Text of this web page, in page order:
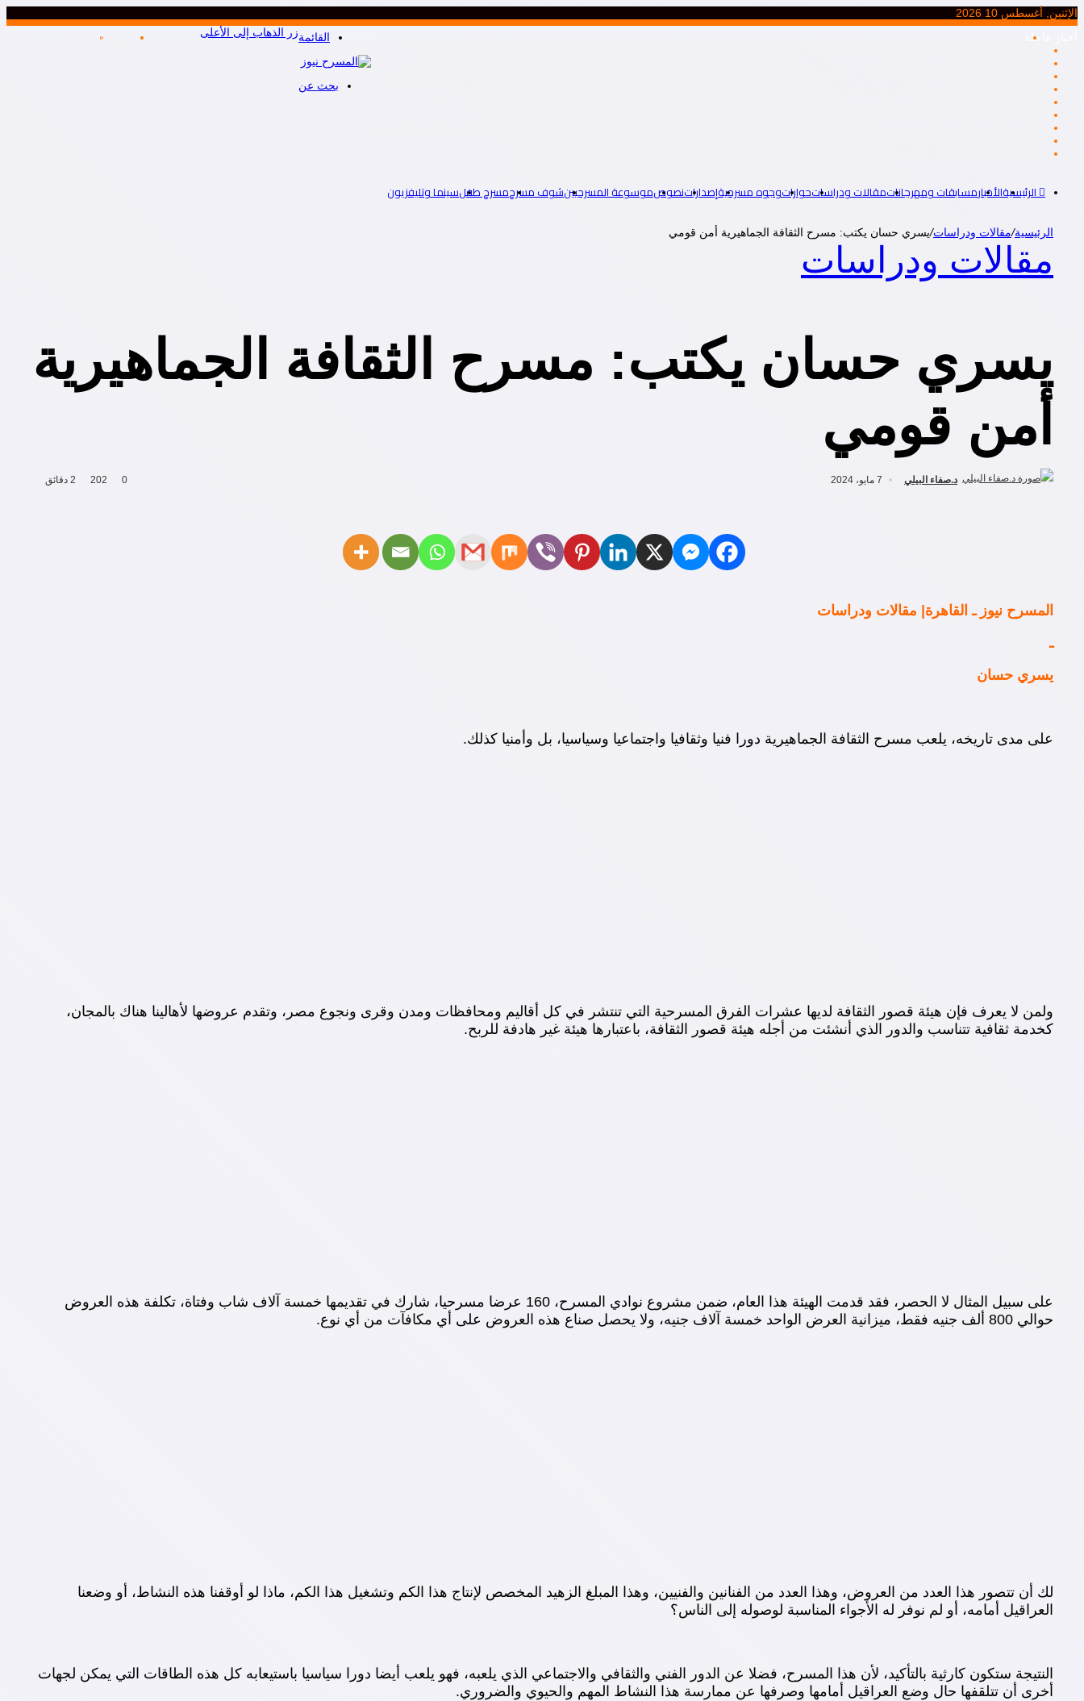
الإثنين, أغسطس 10 2026
أخبار عاجلة
بحث عن القائمة
بحث عن
الرئيسيةالأخبارمسابقات ومهرجاناتمقالات ودراساتحواراتوجوه مسرحيةإصداراتنصوصموسوعة المسرحيينشوف مسرحمسرح طفلسينما وتليفزيون
الرئيسية/مقالات ودراسات/يسري حسان يكتب: مسرح الثقافة الجماهيرية أمن قومي
مقالات ودراسات
يسري حسان يكتب: مسرح الثقافة الجماهيرية
أمن قومي
د.صفاء البيلي 7 مايو، 2024 0 2 دقائق
المسرح نيوز ـ القاهرة| مقالات ودراسات
ـ
يسري حسان
على مدى تاريخه، يلعب مسرح الثقافة الجماهيرية دورا فنيا وثقافيا واجتماعيا وسياسيا، بل وأمنيا كذلك.
ولمن لا يعرف فإن هيئة قصور الثقافة لديها عشرات الفرق المسرحية التي تنتشر في كل أقاليم ومحافظات ومدن وقرى ونجوع مصر، وتقدم عروضها لأهالينا هناك بالمجان،
كخدمة ثقافية تتناسب والدور الذي أنشئت من أجله هيئة قصور الثقافة، باعتبارها هيئة غير هادفة للربح.
على سبيل المثال لا الحصر، فقد قدمت الهيئة هذا العام، ضمن مشروع نوادي المسرح، 160 عرضا مسرحيا، شارك في تقديمها خمسة آلاف شاب وفتاة، تكلفة هذه العروض
حوالي 800 ألف جنيه فقط، ميزانية العرض الواحد خمسة آلاف جنيه، ولا يحصل صناع هذه العروض على أي مكافآت من أي نوع.
لك أن تتصور هذا العدد من العروض، وهذا العدد من الفنانين والفنيين، وهذا المبلغ الزهيد المخصص لإنتاج هذا الكم وتشغيل هذا الكم، ماذا لو أوقفنا هذه النشاط، أو وضعنا
العراقيل أمامه، أو لم نوفر له الأجواء المناسبة لوصوله إلى الناس؟
النتيجة ستكون كارثية بالتأكيد، لأن هذا المسرح، فضلا عن الدور الفني والثقافي والاجتماعي الذي يلعبه، فهو يلعب أيضا دورا سياسيا باستيعابه كل هذه الطاقات التي يمكن لجهات
أخرى أن تتلقفها حال وضع العراقيل أمامها وصرفها عن ممارسة هذا النشاط المهم والحيوي والضروري.
زر الذهاب إلى الأعلى